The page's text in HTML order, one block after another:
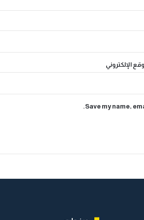
الإلكتروني
Save my name,